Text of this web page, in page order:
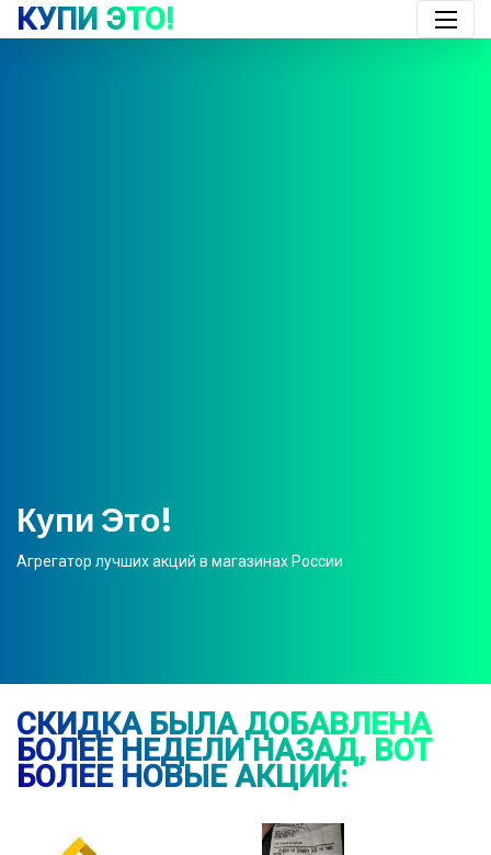
КУПИ ЭТО!
Купи Это!
Агрегатор лучших акций в магазинах России
СКИДКА БЫЛА ДОБАВЛЕНА
БОЛЕЕ НЕДЕЛИ НАЗАД, ВОТ
БОЛЕЕ НОВЫЕ АКЦИИ: